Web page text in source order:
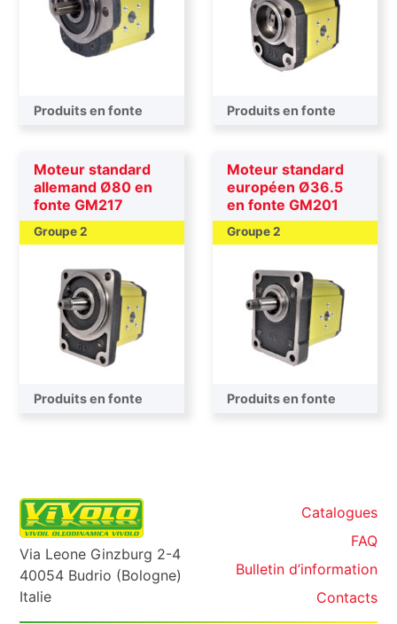
Produits en fonte Produits en fonte
Moteur standard
allemand Ø80 en
fonte GM217
Groupe 2
Produits en fonte
Moteur standard
européen Ø36.5
en fonte GM201
Groupe 2
Produits en fonte
Via Leone Ginzburg 2-4
40054 Budrio (Bologne)
Italie
Catalogues
FAQ
Bulletin d’information
Contacts